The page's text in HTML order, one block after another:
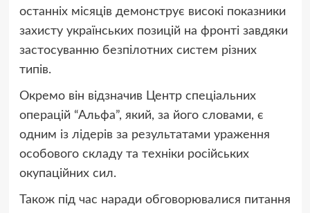
останніх місяців демонструє високі показники
захисту українських позицій на фронті завдяки
застосуванню безпілотних систем різних
типів.
Окремо він відзначив Центр спеціальних
операцій “Альфа”, який, за його словами, є
одним із лідерів за результатами ураження
особового складу та техніки російських
окупаційних сил.
Також під час наради обговорювалися питання